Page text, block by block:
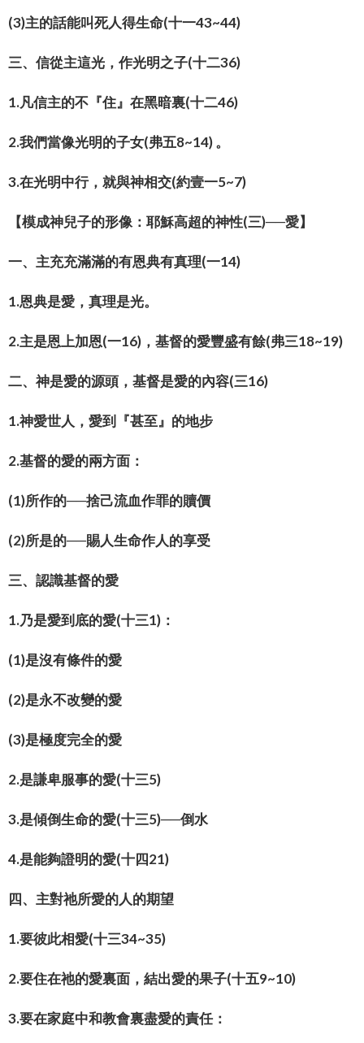
(3)主的話能叫死人得生命(十一43~44)
三、信從主這光，作光明之子(十二36)
1.凡信主的不『住』在黑暗裏(十二46)
2.我們當像光明的子女(弗五8~14) 。
3.在光明中行，就與神相交(約壹一5~7)
【模成神兒子的形像：耶穌高超的神性(三)──愛】
一、主充充滿滿的有恩典有真理(一14)
1.恩典是愛，真理是光。
2.主是恩上加恩(一16)，基督的愛豐盛有餘(弗三18~19)
二、神是愛的源頭，基督是愛的內容(三16)
1.神愛世人，愛到『甚至』的地步
2.基督的愛的兩方面：
(1)所作的──捨己流血作罪的贖價
(2)所是的──賜人生命作人的享受
三、認識基督的愛
1.乃是愛到底的愛(十三1)：
(1)是沒有條件的愛
(2)是永不改變的愛
(3)是極度完全的愛
2.是謙卑服事的愛(十三5)
3.是傾倒生命的愛(十三5)──倒水
4.是能夠證明的愛(十四21)
四、主對祂所愛的人的期望
1.要彼此相愛(十三34~35)
2.要住在祂的愛裏面，結出愛的果子(十五9~10)
3.要在家庭中和教會裏盡愛的責任：